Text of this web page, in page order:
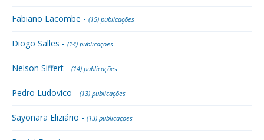
Fabiano Lacombe - (15) publicações
Diogo Salles - (14) publicações
Nelson Siffert - (14) publicações
Pedro Ludovico - (13) publicações
Sayonara Eliziário - (13) publicações